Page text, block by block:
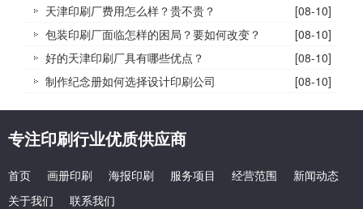
天津印刷厂费用怎么样？贵不贵？
[08-10]
包装印刷厂面临怎样的困局？要如何改变？
[08-10]
好的天津印刷厂具有哪些优点？
[08-10]
制作纪念册如何选择设计印刷公司
[08-10]
专注印刷行业优质供应商
首页 画册印刷 海报印刷 服务项目 经营范围
新闻动态
关于我们
联系我们